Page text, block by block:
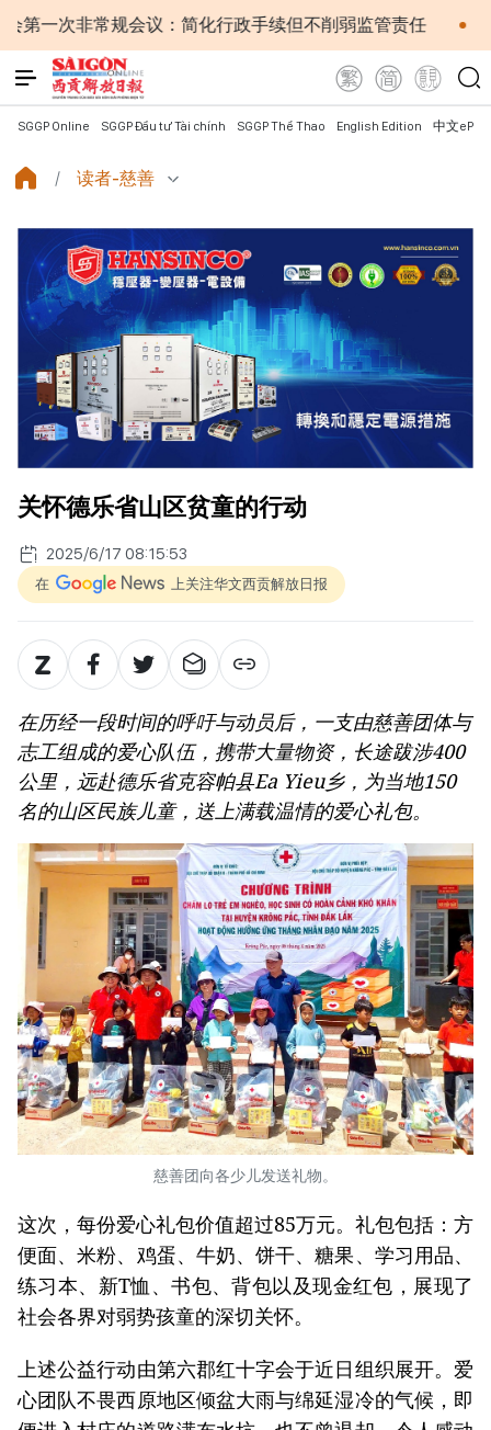
常规会议：简化行政手续但不削弱监管责任 越南国会主
SGGP Online SGGP Đầu tư Tài chính SGGP Thể Thao English Edition 中文
读者-慈善
关怀德乐省山区贫童的行动
2025/6/17 08:15:53
在 上关注华文西贡解放日报
在历经一段时间的呼吁与动员后，一支由慈善团体与
志工组成的爱心队伍，携带大量物资，长途跋涉400
公里，远赴德乐省克容帕县Ea Yieu乡，为当地150
名的山区民族儿童，送上满载温情的爱心礼包。
慈善团向各少儿发送礼物。
这次，每份爱心礼包价值超过85万元。礼包包括：方
便面、米粉、鸡蛋、牛奶、饼干、糖果、学习用品、
练习本、新T恤、书包、背包以及现金红包，展现了
社会各界对弱势孩童的深切关怀。
上述公益行动由第六郡红十字会于近日组织展开。爱
心团队不畏西原地区倾盆大雨与绵延湿冷的气候，即